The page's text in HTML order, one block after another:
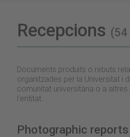
Recepcions
Documents produïts o rebuts
organitzades per la Universitat i
comunitat universitària o a
l’entitat.
Photographic reports